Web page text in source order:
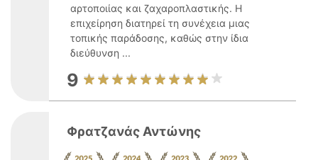
αρτοποιίας και ζαχαροπλαστικής. Η
επιχείρηση διατηρεί τη συνέχεια μιας
τοπικής παράδοσης, καθώς στην ίδια
διεύθυνση ...
9
Φρατζανάς Αντώνης